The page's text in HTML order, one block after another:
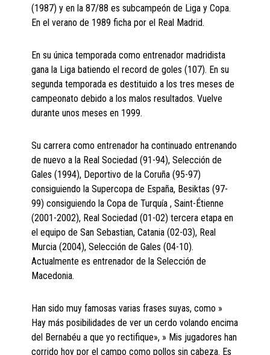
(1987) y en la 87/88 es subcampeón de Liga y Copa.
En el verano de 1989 ficha por el Real Madrid.
En su única temporada como entrenador madridista
gana la Liga batiendo el record de goles (107). En su
segunda temporada es destituido a los tres meses de
campeonato debido a los malos resultados. Vuelve
durante unos meses en 1999.
Su carrera como entrenador ha continuado entrenando
de nuevo a la Real Sociedad (91-94), Selección de
Gales (1994), Deportivo de la Coruña (95-97)
consiguiendo la Supercopa de España, Besiktas (97-
99) consiguiendo la Copa de Turquía , Saint-Étienne
(2001-2002), Real Sociedad (01-02) tercera etapa en
el equipo de San Sebastian, Catania (02-03), Real
Murcia (2004), Selección de Gales (04-10).
Actualmente es entrenador de la Selección de
Macedonia.
Han sido muy famosas varias frases suyas, como »
Hay más posibilidades de ver un cerdo volando encima
del Bernabéu a que yo rectifique», » Mis jugadores han
corrido hoy por el campo como pollos sin cabeza. Es